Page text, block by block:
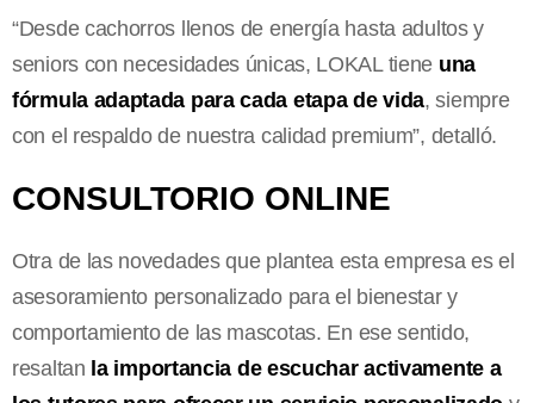
“Desde cachorros llenos de energía hasta adultos y
seniors con necesidades únicas, LOKAL tiene una
fórmula adaptada para cada etapa de vida, siempre
con el respaldo de nuestra calidad premium”, detalló.
CONSULTORIO ONLINE
Otra de las novedades que plantea esta empresa es el
asesoramiento personalizado para el bienestar y
comportamiento de las mascotas. En ese sentido,
resaltan la importancia de escuchar activamente a